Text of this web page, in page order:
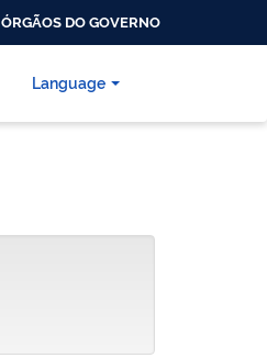
ÓRGÃOS DO GOVERNO
Language